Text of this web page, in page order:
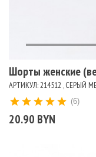
Шорты женские
АРТИКУЛ: 214512 , СЕРЫЙ
20.90 BYN
(6)